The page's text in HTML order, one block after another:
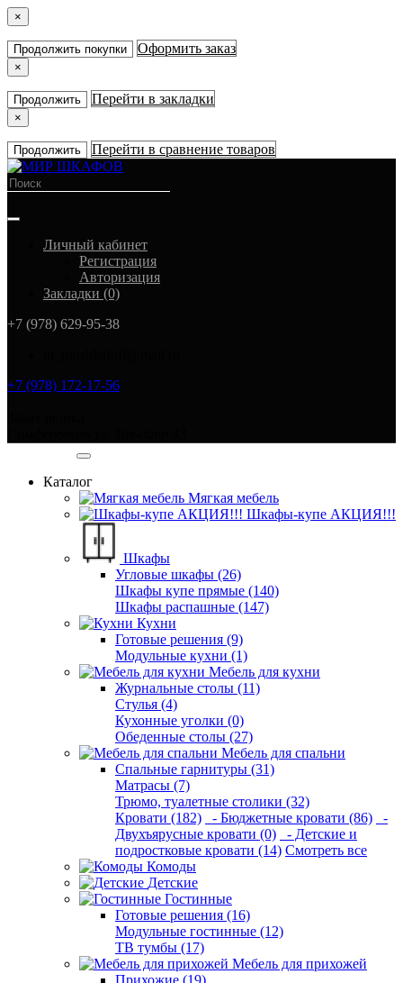
×
Продолжить покупки Оформить заказ
×
Продолжить Перейти в закладки
×
Продолжить Перейти в сравнение товаров
Личный кабинет
Регистрация
Авторизация
Закладки (0)
+7 (978) 629-95-38
+7 (978) 172-17-56
Каталог
Мягкая мебель
Шкафы-купе АКЦИЯ!!!
Шкафы
Угловые шкафы (26)
Шкафы купе прямые (140)
Шкафы распашные (147)
Кухни
Готовые решения (9)
Модульные кухни (1)
Мебель для кухни
Журнальные столы (11)
Стулья (4)
Кухонные уголки (0)
Обеденные столы (27)
Мебель для спальни
Спальные гарнитуры (31)
Матрасы (7)
Трюмо, туалетные столики (32)
Кровати (182)
- Бюджетные кровати (86)
-
Двухъярусные кровати (0)
- Детские и
подростковые кровати (14) Смотреть все
Комоды
Детские
Гостинные
Готовые решения (16)
Модульные гостинные (12)
ТВ тумбы (17)
Мебель для прихожей
Прихожие (19)